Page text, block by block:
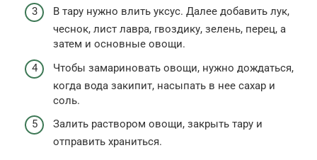
В тару нужно влить уксус. Далее добавить лук,
чеснок, лист лавра, гвоздику, зелень, перец, а
затем и основные овощи.
Чтобы замариновать овощи, нужно дождаться,
когда вода закипит, насыпать в нее сахар и
соль.
Залить раствором овощи, закрыть тару и
отправить храниться.